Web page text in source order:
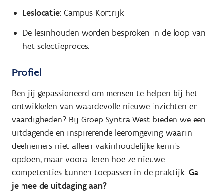
Leslocatie: Campus Kortrijk
De lesinhouden worden besproken in de loop van
het selectieproces.
Profiel
Ben jij gepassioneerd om mensen te helpen bij het
ontwikkelen van waardevolle nieuwe inzichten en
vaardigheden? Bij Groep Syntra West bieden we een
uitdagende en inspirerende leeromgeving waarin
deelnemers niet alleen vakinhoudelijke kennis
opdoen, maar vooral leren hoe ze nieuwe
competenties kunnen toepassen in de praktijk. Ga
je mee de uitdaging aan?